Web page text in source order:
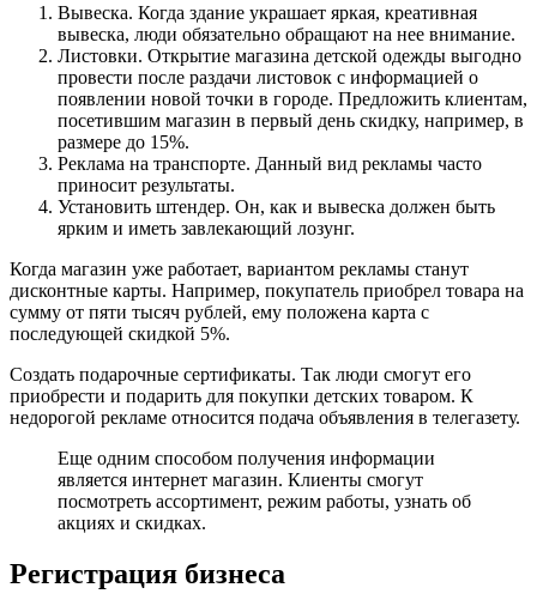
Вывеска. Когда здание украшает яркая, креативная
вывеска, люди обязательно обращают на нее внимание.
Листовки. Открытие магазина детской одежды выгодно
провести после раздачи листовок с информацией о
появлении новой точки в городе. Предложить клиентам,
посетившим магазин в первый день скидку, например, в
размере до 15%.
Реклама на транспорте. Данный вид рекламы часто
приносит результаты.
Установить штендер. Он, как и вывеска должен быть
ярким и иметь завлекающий лозунг.
Когда магазин уже работает, вариантом рекламы станут
дисконтные карты. Например, покупатель приобрел товара на
сумму от пяти тысяч рублей, ему положена карта с
последующей скидкой 5%.
Создать подарочные сертификаты. Так люди смогут его
приобрести и подарить для покупки детских товаром. К
недорогой рекламе относится подача объявления в телегазету.
Еще одним способом получения информации
является интернет магазин. Клиенты смогут
посмотреть ассортимент, режим работы, узнать об
акциях и скидках.
Регистрация бизнеса